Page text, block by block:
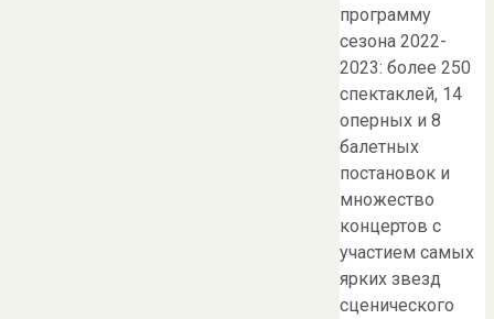
программу
сезона 2022-
2023: более 250
спектаклей, 14
оперных и 8
балетных
постановок и
множество
концертов с
участием самых
ярких звезд
сценического